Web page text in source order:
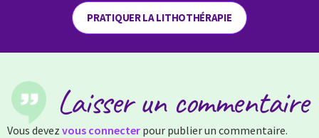
PRATIQUER LA LITHOTHÉRAPIE
Laisser un commentaire
Vous devez vous connecter pour publier un commentaire.